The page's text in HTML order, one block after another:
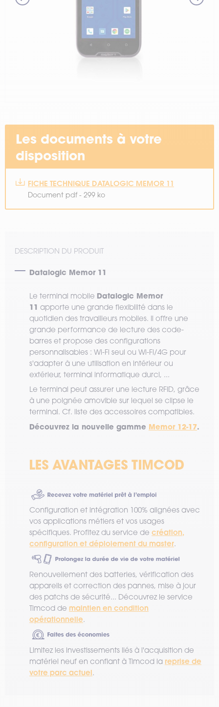
Les documents à votre
disposition
FICHE TECHNIQUE DATALOGIC MEMOR 11
Document pdf - 299 ko
DESCRIPTION DU PRODUIT
Datalogic Memor 11
Le terminal mobile Datalogic Memor
11 apporte une grande flexibilité dans le
quotidien des travailleurs mobiles. Il offre une
grande performance de lecture des code-
barres et propose des configurations
personnalisables : Wi-Fi seul ou Wi-Fi/4G pour
s'adapter à une utilisation en intérieur ou
extérieur, terminal informatique durci, ...
Le terminal peut assurer une lecture RFID, grâce
à une poignée amovible sur lequel se clipse le
terminal. Cf. liste des accessoires compatibles.
Découvrez la nouvelle gamme Memor 12-17.
Configuration et intégration 100% alignées avec
vos applications métiers et vos usages
spécifiques. Profitez du service de création,
configuration et déploiement du master.
Renouvellement des batteries, vérification des
appareils et correction des pannes, mise à jour
des patchs de sécurité... Découvrez le service
Timcod de maintien en condition
opérationnelle.
Limitez les investissements liés à l'acquisition de
matériel neuf en confiant à Timcod la reprise de
votre parc actuel.